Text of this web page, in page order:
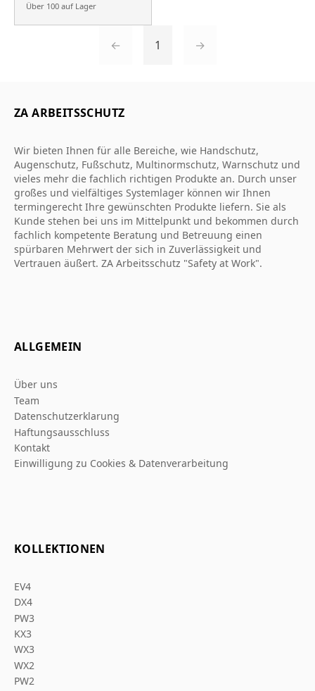
Über 100 auf Lager
← 1 →
ZA ARBEITSSCHUTZ
Wir bieten Ihnen für alle Bereiche, wie Handschutz,
Augenschutz, Fußschutz, Multinormschutz, Warnschutz und
vieles mehr die fachlich richtigen Produkte an. Durch unser
großes und vielfältiges Systemlager können wir Ihnen
termingerecht Ihre gewünschten Produkte liefern. Sie als
Kunde stehen bei uns im Mittelpunkt und bekommen durch
fachlich kompetente Beratung und Betreuung einen
spürbaren Mehrwert der sich in Zuverlässigkeit und
Vertrauen äußert. ZA Arbeitsschutz "Safety at Work".
ALLGEMEIN
Über uns
Team
Datenschutzerklarung
Haftungsausschluss
Kontakt
Einwilligung zu Cookies & Datenverarbeitung
KOLLEKTIONEN
EV4
DX4
PW3
KX3
WX3
WX2
PW2